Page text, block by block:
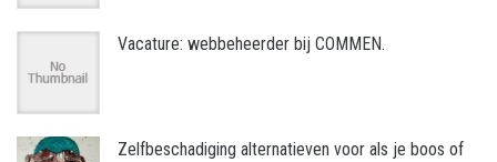
Vacature: webbeheerder bij COMMEN.
Zelfbeschadiging alternatieven voor als je boos of